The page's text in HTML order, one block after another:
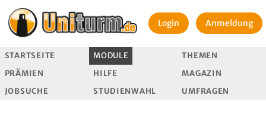
Login Anmeldung
STARTSEITE MODULE
THEMEN
PRÄMIEN
HILFE
MAGAZIN
JOBSUCHE
STUDIENWAHL UMFRAGEN